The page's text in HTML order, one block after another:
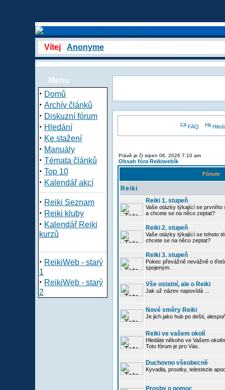
Vítej Anonyme
Menu
· Domů
· Archív článků
· Diskuzní fórum
· Hledání
· Ke stažení
· Manuály
· Témata článků
· Top 10
· Kalendář akcí
· Reiki Seznam
· Reiki kluby
· Kalendář Reiki
kurzů
· ReikiWeb - starý
1
· ReikiWeb - starý
2
FAQ
Právě je čt srpen 06, 2026 7:10 am
Obsah fóra Reikiwebík
Fórum
Reiki
Reiki 1. stupeň
Vaše otázky týkající se prvního
a chcete se na něco zeptat?
Reiki 2. stupeň
Vaše otázky týkající se tohoto
chcete se na něco zeptat?
Reiki 3. stupeň
Pokec převážně nevážně o
spojeným.
Vše ostatní, ale o Reiki
Jak už název napovídá ...
Nové směry Reiki
Je jich jako hub po dešti,
Reiki ve vašem okolí
Hledáte někoho ve Vašem
Toto fórum je pro Vás.
Duchovno všeobecně
Kyvadla, proutky, telestezie
Prosby o pomoc